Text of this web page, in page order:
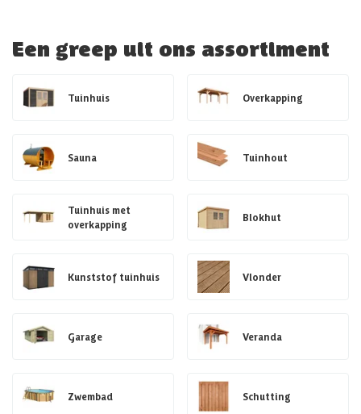
Een greep uit ons assortiment
Tuinhuis Overkapping
Sauna Tuinhout
Tuinhuis met
overkapping
Blokhut
Kunststof tuinhuis Vlonder
Garage Veranda
Zwembad Schutting